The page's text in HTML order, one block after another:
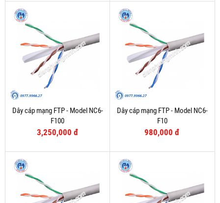
Dây cáp mạng FTP - Model NC6-
F100
3,250,000 đ
Dây cáp mạng FTP - Model NC6-
F10
980,000 đ